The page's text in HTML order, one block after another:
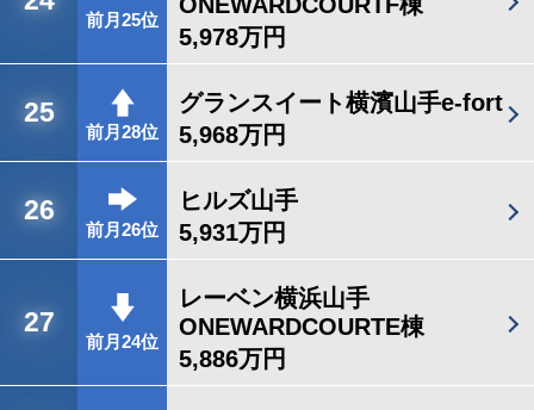
前月25位
5,978万円
25
前月28位
グランスイート横濱山手e-fort
5,968万円
26
前月26位
ヒルズ山手
5,931万円
27
前月24位
レーベン横浜山手
ONEWARDCOURTE棟
5,886万円